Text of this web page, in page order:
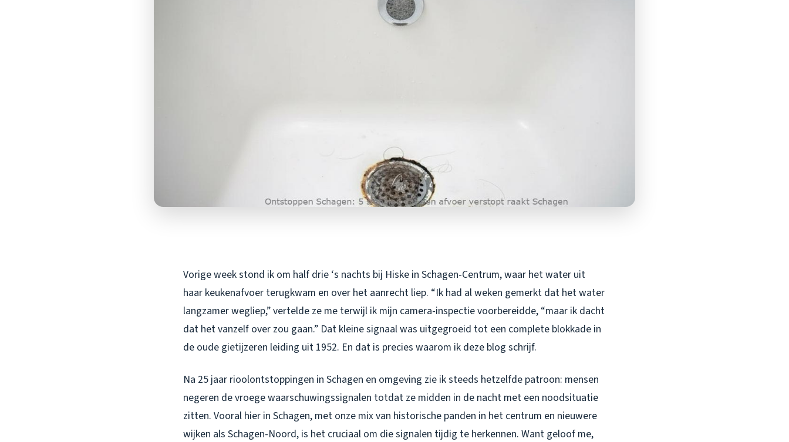
Vorige week stond ik om half drie ‘s nachts bij Hiske in Schagen-Centrum, waar het water uit
haar keukenafvoer terugkwam en over het aanrecht liep. “Ik had al weken gemerkt dat het water
langzamer wegliep,” vertelde ze me terwijl ik mijn camera-inspectie voorbereidde, “maar ik dacht
dat het vanzelf over zou gaan.” Dat kleine signaal was uitgegroeid tot een complete blokkade in
de oude gietijzeren leiding uit 1952. En dat is precies waarom ik deze blog schrijf.
Na 25 jaar rioolontstoppingen in Schagen en omgeving zie ik steeds hetzelfde patroon: mensen
negeren de vroege waarschuwingssignalen totdat ze midden in de nacht met een noodsituatie
zitten. Vooral hier in Schagen, met onze mix van historische panden in het centrum en nieuwere
wijken als Schagen-Noord, is het cruciaal om die signalen tijdig te herkennen. Want geloof me,